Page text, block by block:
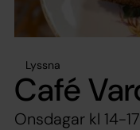
Lyssna
Café
Onsdagar kl 14-